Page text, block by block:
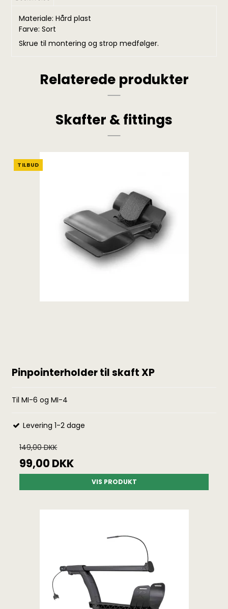
Materiale: Hård plast
Farve: Sort
Skrue til montering og strop medfølger.
Relaterede produkter
Skafter & fittings
TILBUD
Pinpointerholder til skaft XP
Til MI-6 og MI-4
Levering 1-2 dage
149,00 DKK
99,00 DKK
VIS PRODUKT